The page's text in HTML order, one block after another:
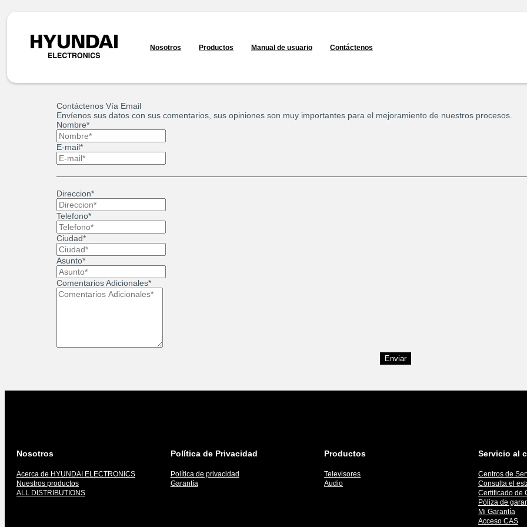
Nosotros Productos Manual de usuario Contáctenos
Contáctenos Vía Email
Envíenos sus datos con sus comentarios, sus opiniones son muy importantes para el mejoramiento de nuestros procesos.
Nombre*
E-mail*
Direccion*
Telefono*
Ciudad*
Asunto*
Comentarios Adicionales*
Enviar
Nosotros
Acerca de HYUNDAI ELECTRONICS
Nuestros productos
ALL DISTRIBUTIONS
Política de Privacidad
Política de privacidad
Garantía
Productos
Televisores
Audio
Servicio al
Centros de
Consulta el
Certificado de
Póliza de
Mi Garantía
Acceso CAS